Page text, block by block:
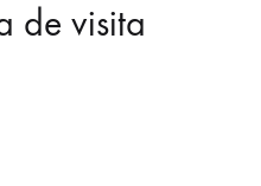
de visita